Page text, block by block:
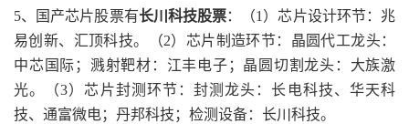
5、国产芯片股票有长川科技股票：（1）芯片设计环节：兆
易创新、汇顶科技。（2）芯片制造环节：晶圆代工龙头：
中芯国际；溅射靶材：江丰电子；晶圆切割龙头：大族激
光。（3）芯片封测环节：封测龙头：长电科技、华天科
技、通富微电；丹邦科技；检测设备：长川科技。